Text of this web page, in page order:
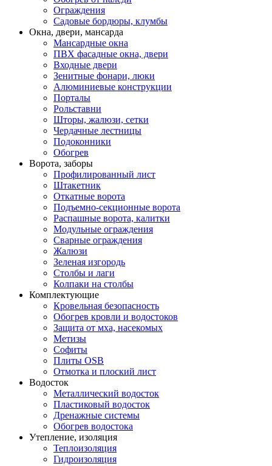
Ограждения
Садовые бордюры, клумбы
Окна, двери, мансарда
Мансардные окна
ПВХ фасадные окна, двери
Входные двери
Зенитные фонари, люки
Алюминиевые конструкции
Порталы
Рольставни
Шторы, жалюзи, сетки
Чердачные лестницы
Подоконники
Обогрев
Ворота, заборы
Профилированный лист
Штакетник
Откатные ворота
Подъемно-секционные ворота
Распашные ворота, калитки
Модульные ограждения
Сварные ограждения
Жалюзи
Зеленая изгородь
Столбы и лаги
Колпаки на столбы
Комплектующие
Кровельная безопасность
Обогрев кровли и водостоков
Защита от мха, насекомых
Метизы
Софиты
Плиты OSB
Отмотка и плоский лист
Водосток
Металлический водосток
Пластиковый водосток
Дренажные системы
Обогрев водостока
Утепление, изоляция
Теплоизоляция
Гидроизоляция